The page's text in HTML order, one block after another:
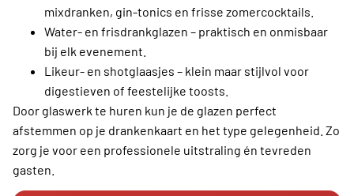
mixdranken, gin-tonics en frisse zomercocktails.
Water- en frisdrankglazen – praktisch en onmisbaar
bij elk evenement.
Likeur- en shotglaasjes – klein maar stijlvol voor
digestieven of feestelijke toosts.
Door glaswerk te huren kun je de glazen perfect
afstemmen op je drankenkaart en het type gelegenheid. Zo
zorg je voor een professionele uitstraling én tevreden
gasten.